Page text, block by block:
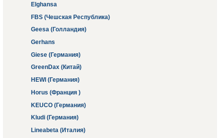
Elghansa
FBS (Чешская Республика)
Geesa (Голландия)
Gerhans
Giese (Германия)
GreenDax (Китай)
HEWI (Германия)
Horus (Франция )
KEUCO (Германия)
Kludi (Германия)
Lineabeta (Италия)